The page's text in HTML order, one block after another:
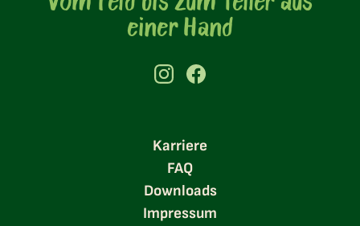
einer Hand
Karriere
FAQ
Downloads
Impressum